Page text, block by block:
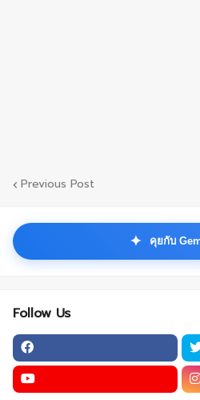
Previous Post
✦ คุยกับ
Follow Us